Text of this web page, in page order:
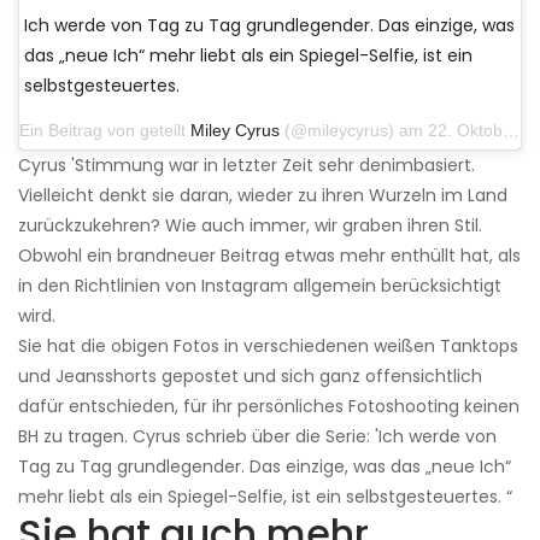
Ich werde von Tag zu Tag grundlegender. Das einzige, was
das „neue Ich“ mehr liebt als ein Spiegel-Selfie, ist ein
selbstgesteuertes.
Ein Beitrag von geteilt Miley Cyrus (@mileycyrus) am 22. Oktober 2019 um 11:39 Uhr PDT
Cyrus 'Stimmung war in letzter Zeit sehr denimbasiert.
Vielleicht denkt sie daran, wieder zu ihren Wurzeln im Land
zurückzukehren? Wie auch immer, wir graben ihren Stil.
Obwohl ein brandneuer Beitrag etwas mehr enthüllt hat, als
in den Richtlinien von Instagram allgemein berücksichtigt
wird.
Sie hat die obigen Fotos in verschiedenen weißen Tanktops
und Jeansshorts gepostet und sich ganz offensichtlich
dafür entschieden, für ihr persönliches Fotoshooting keinen
BH zu tragen. Cyrus schrieb über die Serie: 'Ich werde von
Tag zu Tag grundlegender. Das einzige, was das „neue Ich“
mehr liebt als ein Spiegel-Selfie, ist ein selbstgesteuertes. “